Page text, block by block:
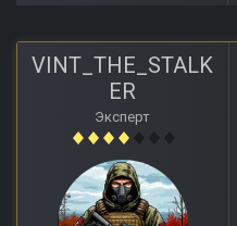
VINT_THE_STALK
ER
Эксперт